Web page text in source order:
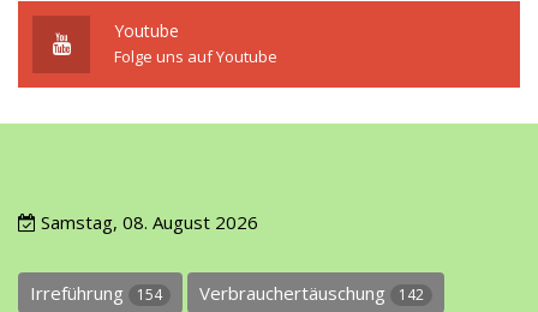
Youtube
Folge uns auf Youtube
Samstag, 08. August 2026
Irreführung 154 Verbrauchertäuschung 142